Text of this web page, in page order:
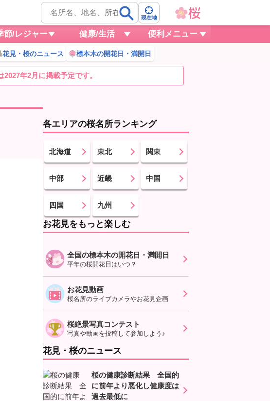
現在地
節/レジャー 健康/生活 便利メニュー
花見・桜のニュース 標本木の開花日・満開日
年2月に掲載予定です。
各エリアの桜名所ランキング
北海道 東北 関東
中部 近畿 中国
四国 九州
お花見をもっと楽しむ
全国の標本木の開花日・満開日
平年の桜開花日はいつ？
お花見動画
桜名所のライブカメラやお花見企画
桜絶景写真コンテスト
写真や動画を投稿して参加しよう♪
花見・桜のニュース
桜の健康診断結果 全国的
に前年より悪化し健康度は
過去最低に